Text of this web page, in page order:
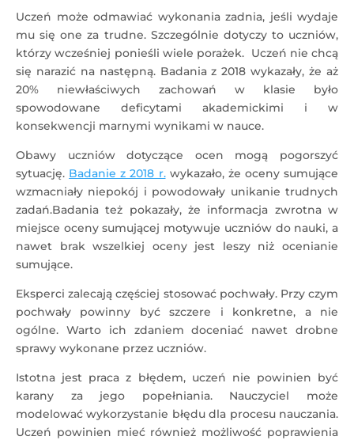
Uczeń może odmawiać wykonania zadnia, jeśli wydaje
mu się one za trudne. Szczególnie dotyczy to uczniów,
którzy wcześniej ponieśli wiele porażek. Uczeń nie chcą
się narazić na następną. Badania z 2018 wykazały, że aż
20% niewłaściwych zachowań w klasie było
spowodowane deficytami akademickimi i w
konsekwencji marnymi wynikami w nauce.
Obawy uczniów dotyczące ocen mogą pogorszyć
sytuację. Badanie z 2018 r.wykazało, że oceny sumujące
wzmacniały niepokój i powodowały unikanie trudnych
zadań.Badania też pokazały, że informacja zwrotna w
miejsce oceny sumującej motywuje uczniów do nauki, a
nawet brak wszelkiej oceny jest leszy niż ocenianie
sumujące.
Eksperci zalecają częściej stosować pochwały. Przy czym
pochwały powinny być szczere i konkretne, a nie
ogólne. Warto ich zdaniem doceniać nawet drobne
sprawy wykonane przez uczniów.
Istotna jest praca z błędem, uczeń nie powinien być
karany za jego popełniania. Nauczyciel może
modelować wykorzystanie błędu dla procesu nauczania.
Uczeń powinien mieć również możliwość poprawienia